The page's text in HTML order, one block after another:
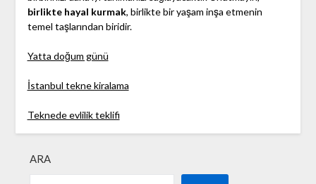
birlikte hayal kurmak, birlikte bir yaşam inşa etmenin
temel taşlarından biridir.
Yatta doğum günü
İstanbul tekne kiralama
Teknede evlilik teklifi
ARA